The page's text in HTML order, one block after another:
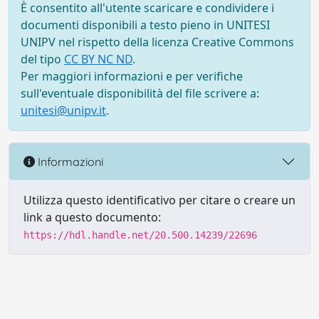
È consentito all'utente scaricare e condividere i
documenti disponibili a testo pieno in UNITESI
UNIPV nel rispetto della licenza Creative Commons
del tipo CC BY NC ND.
Per maggiori informazioni e per verifiche
sull'eventuale disponibilità del file scrivere a:
unitesi@unipv.it.
Informazioni
Utilizza questo identificativo per citare o creare un
link a questo documento:
https://hdl.handle.net/20.500.14239/22696